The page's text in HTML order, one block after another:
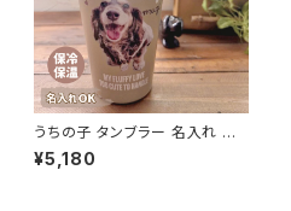
うちの子 タンブラー 名入れ 写
真入り ステンレスサーモタンブ
ラー 380ml 550ml 名入れ無
¥5,180